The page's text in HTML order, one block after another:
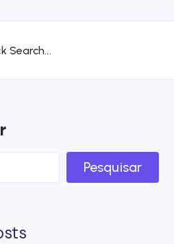
Search...
Pesquisar